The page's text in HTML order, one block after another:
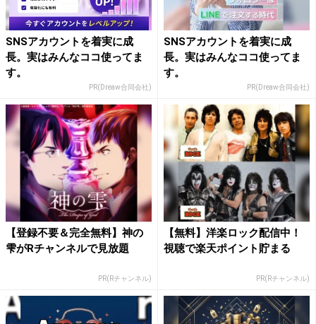
SNSアカウントを着実に成
長。実はみんなココ使ってま
す。
PR(Dreaw合同会社)
SNSアカウントを着実に成
長。実はみんなココ使ってま
す。
PR(Dreaw合同会社)
【登録不要＆完全無料】神の
雫がRチャンネルで見放題
PR(Rチャンネル)
【無料】洋楽ロック配信中！
視聴で楽天ポイント貯まる
PR(Rチャンネル)